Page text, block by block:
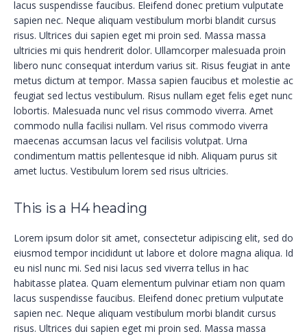
lacus suspendisse faucibus. Eleifend donec pretium vulputate
sapien nec. Neque aliquam vestibulum morbi blandit cursus
risus. Ultrices dui sapien eget mi proin sed. Massa massa
ultricies mi quis hendrerit dolor. Ullamcorper malesuada proin
libero nunc consequat interdum varius sit. Risus feugiat in ante
metus dictum at tempor. Massa sapien faucibus et molestie ac
feugiat sed lectus vestibulum. Risus nullam eget felis eget nunc
lobortis. Malesuada nunc vel risus commodo viverra. Amet
commodo nulla facilisi nullam. Vel risus commodo viverra
maecenas accumsan lacus vel facilisis volutpat. Urna
condimentum mattis pellentesque id nibh. Aliquam purus sit
amet luctus. Vestibulum lorem sed risus ultricies.
This is a H4 heading
Lorem ipsum dolor sit amet, consectetur adipiscing elit, sed do
eiusmod tempor incididunt ut labore et dolore magna aliqua. Id
eu nisl nunc mi. Sed nisi lacus sed viverra tellus in hac
habitasse platea. Quam elementum pulvinar etiam non quam
lacus suspendisse faucibus. Eleifend donec pretium vulputate
sapien nec. Neque aliquam vestibulum morbi blandit cursus
risus. Ultrices dui sapien eget mi proin sed. Massa massa